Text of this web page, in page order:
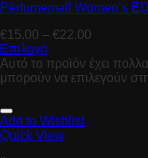
Perfumemall Women’s
€15.00 – €22.00
Επιλογή
Αυτό το προϊόν έχει
μπορούν να επιλεγούν
Add to Wishlist
Quick View